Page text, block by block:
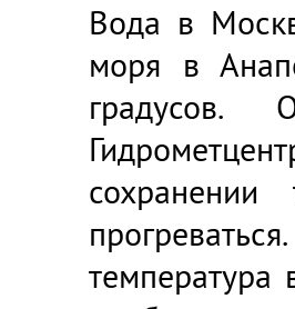
Вода в
моря в
температура